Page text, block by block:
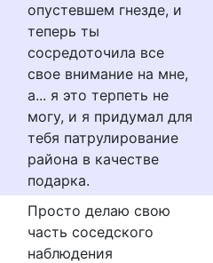
опустевшем гнезде, и
теперь ты
сосредоточила все
свое внимание на мне,
а... я это терпеть не
могу, и я придумал для
тебя патрулирование
района в качестве
подарка.
Просто делаю свою
часть соседского
наблюдения